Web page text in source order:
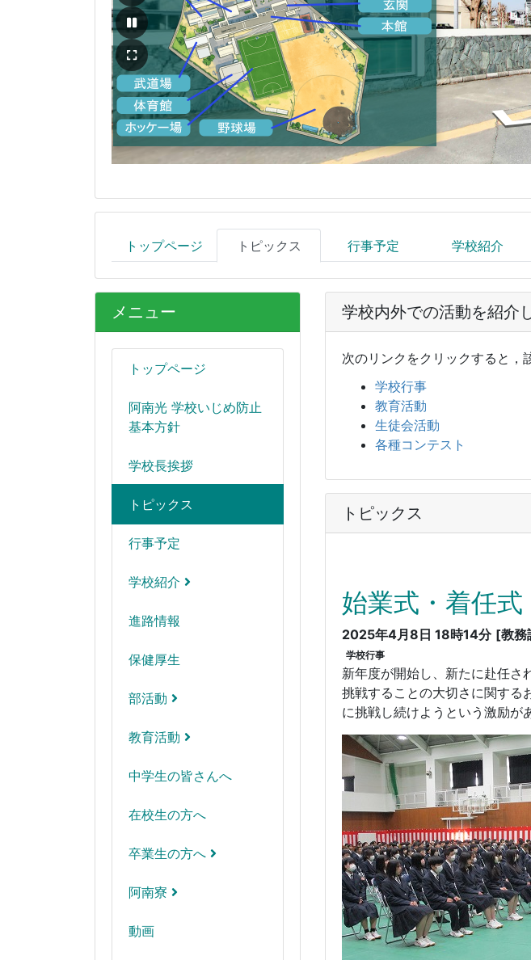
トップページ トピックス 行事予定 学校紹介
メニュー
トップページ
阿南光 学校いじめ防止
基本方針
学校長挨拶
トピックス
行事予定
学校紹介
進路情報
保健厚生
部活動
教育活動
中学生の皆さんへ
在校生の方へ
卒業生の方へ
阿南寮
動画
学校内外での活動を紹介
次のリンクをクリックすると，
学校行事
教育活動
生徒会活動
各種コンテスト
トピックス
始業式・着任式
2025年4月8日 18時14分 [教務
学校行事
新年度が開始し、新たに赴任さ
挑戦することの大切さに関する
に挑戦し続けようという激励が